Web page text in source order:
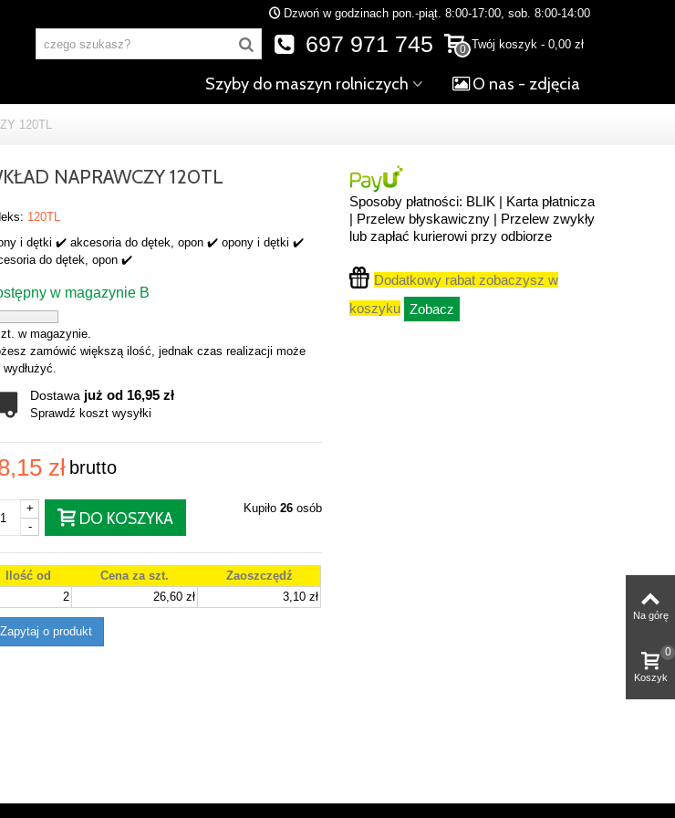
Dzwoń w godzinach pon.-piąt. 8:00-17:00, sob. 8:00-14:00
0 Twój koszyk - 0,00 zł
697 971 745
Szyby do maszyn rolniczych O nas - zdjęcia
120TL
NAPRAWCZY 120TL
120TL
i dętki ✔️ akcesoria do dętek, opon ✔️ opony i dętki ✔️
do dętek, opon ✔️
w magazynie B
w magazynie.
zamówić większą ilość, jednak czas realizacji może
Dostawa już od 16,95 zł
Sprawdź koszt wysyłki
zł brutto
-
+
DO KOSZYKA
Kupiło 26osób
Ilość od Cena za szt.
Zaoszczędź
2
26,60 zł 3,10 zł
Zapytaj o produkt
Sposoby płatności: BLIK | Karta płatnicza
| Przelew błyskawiczny | Przelew zwykły
lub zapłać kurierowi przy odbiorze
Dodatkowy rabat zobaczysz w
koszyku Zobacz
Na górę
Koszyk
0